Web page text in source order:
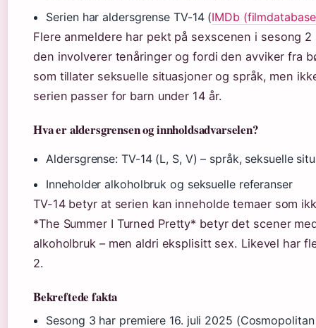
Serien har aldersgrense TV-14 (IMDb
Flere anmeldere har pekt på sexscenen i sesong
den involverer tenåringer og fordi den avviker fra
som tillater seksuelle situasjoner og språk, men
serien passer for barn under 14 år.
Hva er aldersgrensen og innholdsadvarselen?
Aldersgrense: TV-14 (L, S, V) – språk, seksuelle
Inneholder alkoholbruk og seksuelle referanser
TV-14 betyr at serien kan inneholde temaer som
*The Summer I Turned Pretty* betyr det scener
alkoholbruk – men aldri eksplisitt sex. Likevel har
2.
Bekreftede fakta
Sesong 3 har premiere 16. juli 2025